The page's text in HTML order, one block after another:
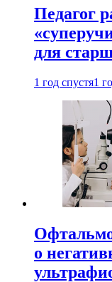
Педагог
для
1 год спустя1
о